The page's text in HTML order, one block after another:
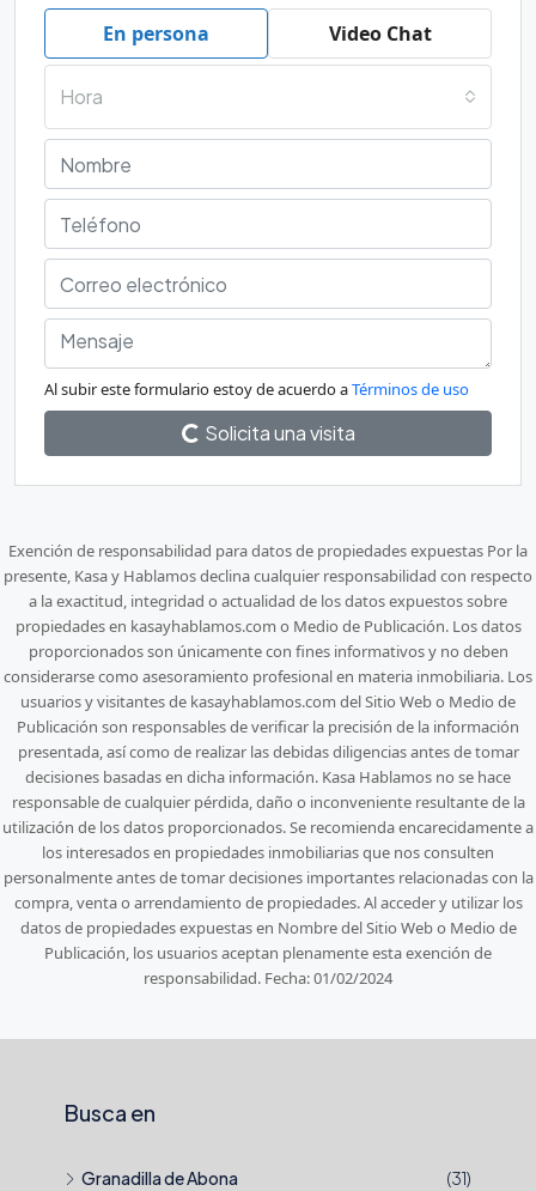
En persona Video Chat
Hora
Al subir este formulario estoy de acuerdo aTérminos de uso
Solicita una visita
Exención de responsabilidad para datos de propiedades expuestas Por la
presente, Kasa y Hablamos declina cualquier responsabilidad con respecto
a la exactitud, integridad o actualidad de los datos expuestos sobre
propiedades en kasayhablamos.com o Medio de Publicación. Los datos
proporcionados son únicamente con fines informativos y no deben
considerarse como asesoramiento profesional en materia inmobiliaria. Los
usuarios y visitantes de kasayhablamos.com del Sitio Web o Medio de
Publicación son responsables de verificar la precisión de la información
presentada, así como de realizar las debidas diligencias antes de tomar
decisiones basadas en dicha información. Kasa Hablamos no se hace
responsable de cualquier pérdida, daño o inconveniente resultante de la
utilización de los datos proporcionados. Se recomienda encarecidamente a
los interesados en propiedades inmobiliarias que nos consulten
personalmente antes de tomar decisiones importantes relacionadas con la
compra, venta o arrendamiento de propiedades. Al acceder y utilizar los
datos de propiedades expuestas en Nombre del Sitio Web o Medio de
Publicación, los usuarios aceptan plenamente esta exención de
responsabilidad. Fecha: 01/02/2024
Busca en
Granadilla de Abona
(31)